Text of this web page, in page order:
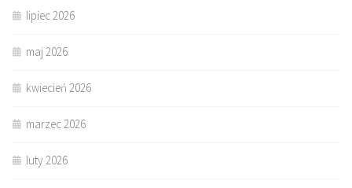
lipiec 2026
maj 2026
kwiecień 2026
marzec 2026
luty 2026